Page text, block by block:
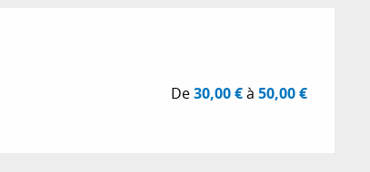
De30,00 €à50,00 €